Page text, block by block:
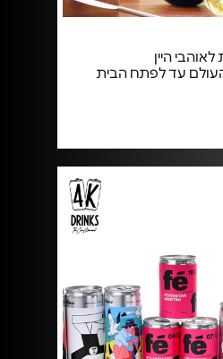
העולם עד לפתח הבית